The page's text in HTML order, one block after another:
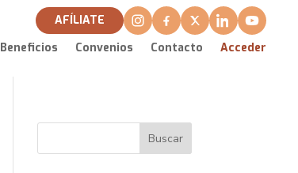
AFÍLIATE
Beneficios Convenios Contacto Acceder
Buscar